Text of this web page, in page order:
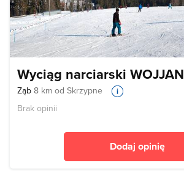
Wyciąg narciarski WOJJAN
Ząb 8 km od Skrzypne
Brak opinii
Dodaj opinię